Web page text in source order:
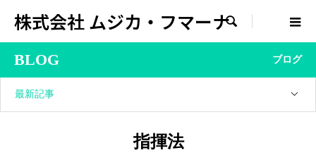
株式会社 ムジカ・フマーナ
BLOG ブログ
最新記事
指揮法